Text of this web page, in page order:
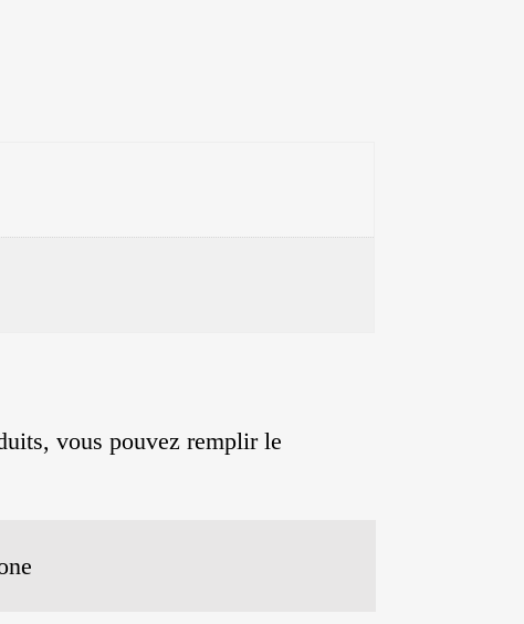
vous pouvez remplir le